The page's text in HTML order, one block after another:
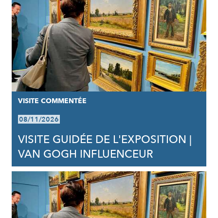
VISITE COMMENTÉE
08/11/2026
VISITE GUIDÉE DE L'EXPOSITION |
VAN GOGH INFLUENCEUR